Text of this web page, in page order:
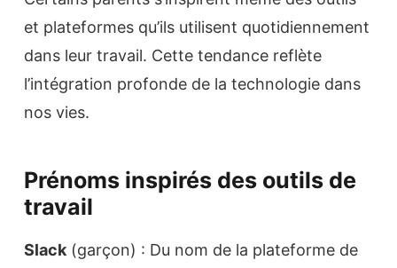
et plateformes qu’ils utilisent quotidiennement
dans leur travail. Cette tendance reflète
l’intégration profonde de la technologie dans
nos vies.
Prénoms inspirés des outils de
travail
Slack (garçon) : Du nom de la plateforme de